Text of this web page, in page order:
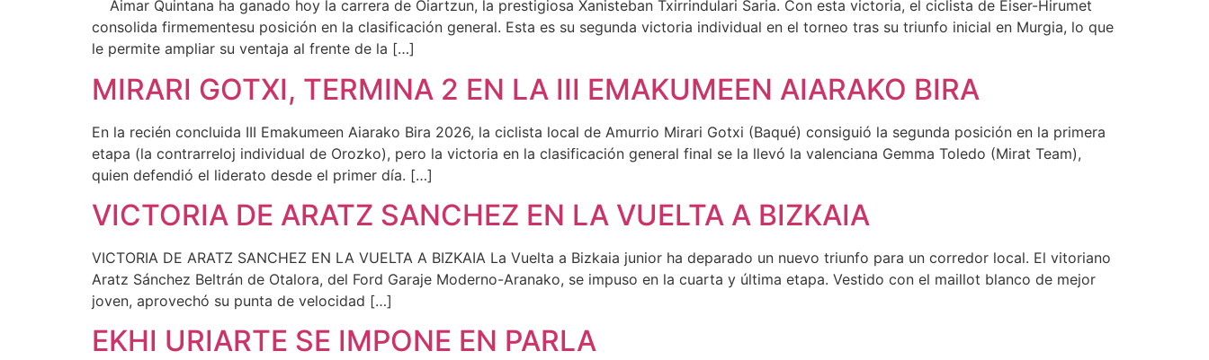
Aimar Quintana ha ganado hoy la carrera de Oiartzun, la prestigiosa Xanisteban Txirrindulari Saria. Con esta victoria, el ciclista de Eiser-Hirumet
consolida firmementesu posición en la clasificación general. Esta es su segunda victoria individual en el torneo tras su triunfo inicial en Murgia, lo que
le permite ampliar su ventaja al frente de la […]
MIRARI GOTXI, TERMINA 2 EN LA III EMAKUMEEN AIARAKO BIRA
En la recién concluida III Emakumeen Aiarako Bira 2026, la ciclista local de Amurrio Mirari Gotxi (Baqué) consiguió la segunda posición en la primera
etapa (la contrarreloj individual de Orozko), pero la victoria en la clasificación general final se la llevó la valenciana Gemma Toledo (Mirat Team),
quien defendió el liderato desde el primer día. […]
VICTORIA DE ARATZ SANCHEZ EN LA VUELTA A BIZKAIA
VICTORIA DE ARATZ SANCHEZ EN LA VUELTA A BIZKAIA La Vuelta a Bizkaia junior ha deparado un nuevo triunfo para un corredor local. El vitoriano
Aratz Sánchez Beltrán de Otalora, del Ford Garaje Moderno-Aranako, se impuso en la cuarta y última etapa. Vestido con el maillot blanco de mejor
joven, aprovechó su punta de velocidad […]
EKHI URIARTE SE IMPONE EN PARLA